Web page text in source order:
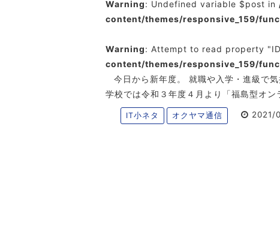
Warning: Undefined variable $post in
content/themes/responsive_159/
Warning: Attempt to read property
content/themes/responsive_159/
今日から新年度。 就職や入学・進級で
学校では令和３年度４月より「福島型オ
IT小ネタ オクヤマ通信 2021/